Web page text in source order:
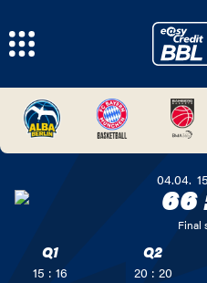
04.04.
66
Final
Q1
15 : 16
Q2
20 : 20